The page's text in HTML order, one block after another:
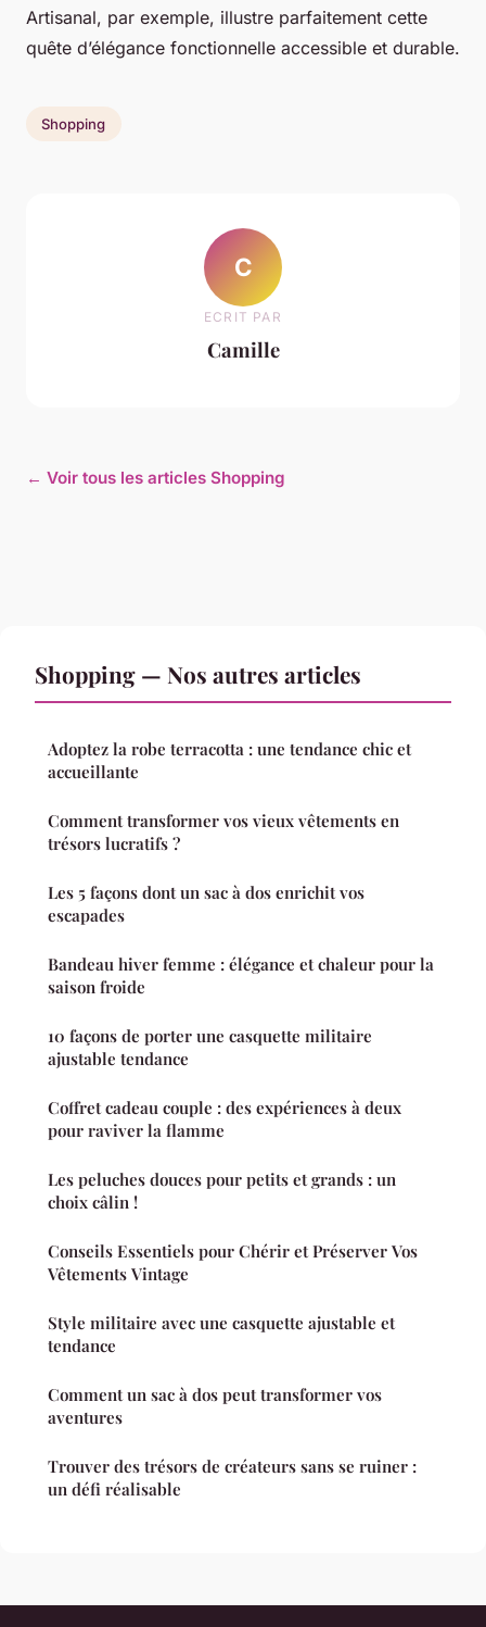
Artisanal, par exemple, illustre parfaitement cette
quête d’élégance fonctionnelle accessible et durable.
Shopping
C
ECRIT PAR
Camille
← Voir tous les articles Shopping
Shopping — Nos autres articles
Adoptez la robe terracotta : une tendance chic et
accueillante
Comment transformer vos vieux vêtements en
trésors lucratifs ?
Les 5 façons dont un sac à dos enrichit vos
escapades
Bandeau hiver femme : élégance et chaleur pour la
saison froide
10 façons de porter une casquette militaire
ajustable tendance
Coffret cadeau couple : des expériences à deux
pour raviver la flamme
Les peluches douces pour petits et grands : un
choix câlin !
Conseils Essentiels pour Chérir et Préserver Vos
Vêtements Vintage
Style militaire avec une casquette ajustable et
tendance
Comment un sac à dos peut transformer vos
aventures
Trouver des trésors de créateurs sans se ruiner :
un défi réalisable